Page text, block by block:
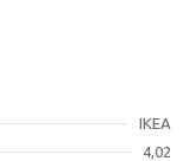
IKEA
4,02